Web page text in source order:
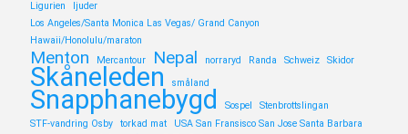
Ligurien
ljuder
Los Angeles/Santa Monica Las Vegas/ Grand Canyon
Hawaii/Honolulu/maraton
Menton Mercantour Nepal norraryd Randa Schweiz Skidor
Skåneleden småland
Snapphanebygd Sospel
Stenbrottslingan
STF-vandring Osby
torkad mat
USA San Fransisco San Jose Santa Barbara